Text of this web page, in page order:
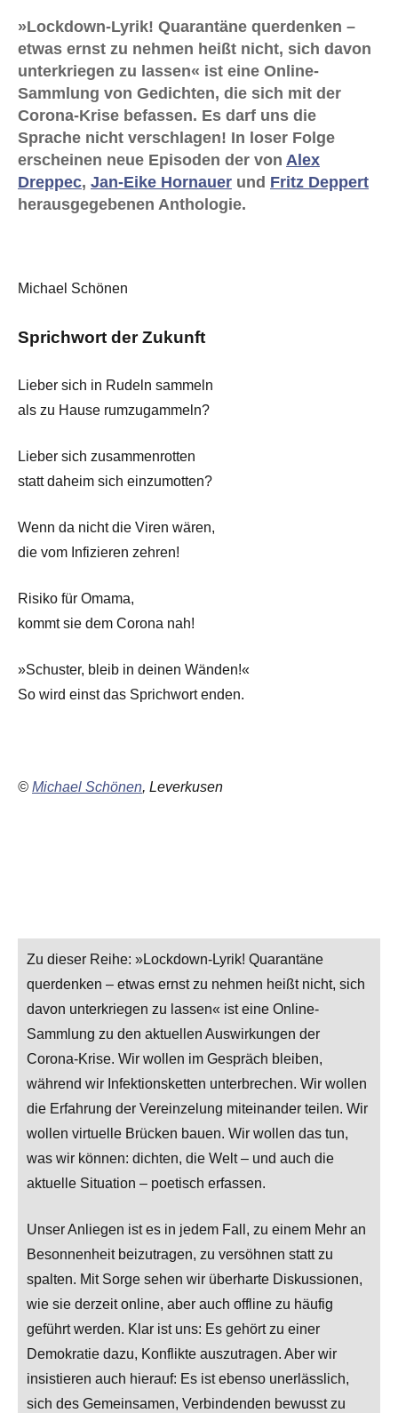
»Lockdown-Lyrik! Quarantäne querdenken –
etwas ernst zu nehmen heißt nicht, sich davon
unterkriegen zu lassen« ist eine Online-
Sammlung von Gedichten, die sich mit der
Corona-Krise befassen. Es darf uns die
Sprache nicht verschlagen! In loser Folge
erscheinen neue Episoden der von Alex
Dreppec, Jan-Eike Hornauer und Fritz Deppert
herausgegebenen Anthologie.
Michael Schönen
Sprichwort der Zukunft
Lieber sich in Rudeln sammeln
als zu Hause rumzugammeln?
Lieber sich zusammenrotten
statt daheim sich einzumotten?
Wenn da nicht die Viren wären,
die vom Infizieren zehren!
Risiko für Omama,
kommt sie dem Corona nah!
»Schuster, bleib in deinen Wänden!«
So wird einst das Sprichwort enden.
© Michael Schönen, Leverkusen
Zu dieser Reihe: »Lockdown-Lyrik! Quarantäne
querdenken – etwas ernst zu nehmen heißt nicht, sich
davon unterkriegen zu lassen« ist eine Online-
Sammlung zu den aktuellen Auswirkungen der
Corona-Krise. Wir wollen im Gespräch bleiben,
während wir Infektionsketten unterbrechen. Wir wollen
die Erfahrung der Vereinzelung miteinander teilen. Wir
wollen virtuelle Brücken bauen. Wir wollen das tun,
was wir können: dichten, die Welt – und auch die
aktuelle Situation – poetisch erfassen.
Unser Anliegen ist es in jedem Fall, zu einem Mehr an
Besonnenheit beizutragen, zu versöhnen statt zu
spalten. Mit Sorge sehen wir überharte Diskussionen,
wie sie derzeit online, aber auch offline zu häufig
geführt werden. Klar ist uns: Es gehört zu einer
Demokratie dazu, Konflikte auszutragen. Aber wir
insistieren auch hierauf: Es ist ebenso unerlässlich,
sich des Gemeinsamen, Verbindenden bewusst zu